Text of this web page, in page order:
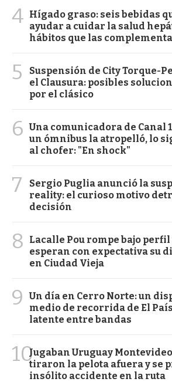
4 Hígado graso: seis bebidas
ayudar a cuidar la salud
hábitos que las
5
Suspensión de City Torque-
el Clausura: posibles
por el clásico
6 Una comunicadora de Canal
un ómnibus la atropelló, lo
al chofer: "En shock"
7
Sergio Puglia anunció la
reality: el curioso motivo
decisión
8
Lacalle Pou rompe bajo perfil
esperan con expectativa su
en Ciudad Vieja
9
Un día en Cerro Norte: un
medio de recorrida de El
latente entre bandas
10Jugaban Uruguay
tiraron la pelota afuera y se
insólito accidente en la ruta